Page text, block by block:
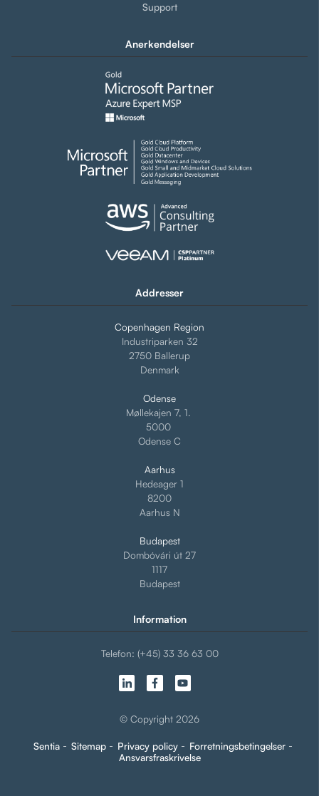
Support
Anerkendelser
Addresser
Copenhagen Region
Industriparken 32
2750 Ballerup
Denmark
Odense
Møllekajen 7, 1.
5000
Odense C
Aarhus
Hedeager 1
8200
Aarhus N
Budapest
Dombóvári út 27
1117
Budapest
Information
Telefon: (+45) 33 36 63 00
© Copyright 2026
Sentia Sitemap Privacy policy
Forretningsbetingelser
Ansvarsfraskrivelse